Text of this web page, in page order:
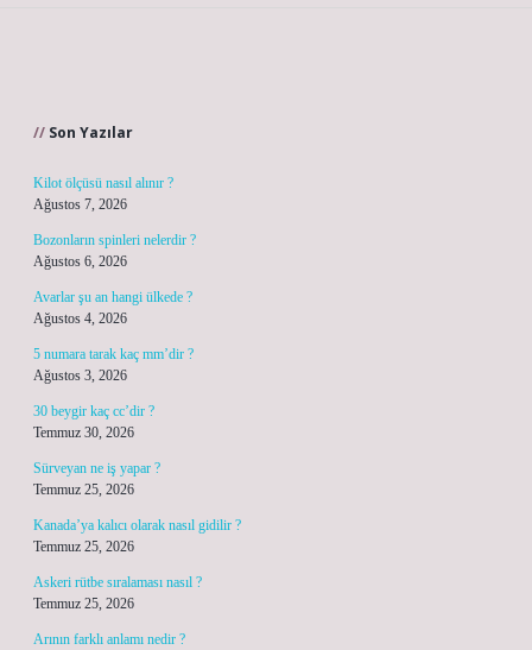
Son Yazılar
Kilot ölçüsü nasıl alınır ?
Ağustos 7, 2026
Bozonların spinleri nelerdir ?
Ağustos 6, 2026
Avarlar şu an hangi ülkede ?
Ağustos 4, 2026
5 numara tarak kaç mm’dir ?
Ağustos 3, 2026
30 beygir kaç cc’dir ?
Temmuz 30, 2026
Sürveyan ne iş yapar ?
Temmuz 25, 2026
Kanada’ya kalıcı olarak nasıl gidilir ?
Temmuz 25, 2026
Askeri rütbe sıralaması nasıl ?
Temmuz 25, 2026
Arının farklı anlamı nedir ?